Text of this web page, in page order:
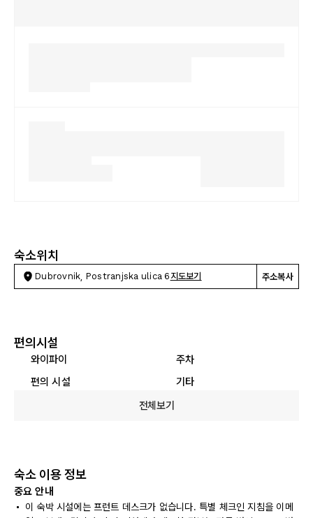
숙소위치
Dubrovnik, Postranjska ulica 6 지도보기 주소복사
편의시설
와이파이
주차
편의 시설
기타
전체보기
숙소 이용 정보
중요 안내
이 숙박 시설에는 프런트 데스크가 없습니다. 특별 체크인 지침을 이메